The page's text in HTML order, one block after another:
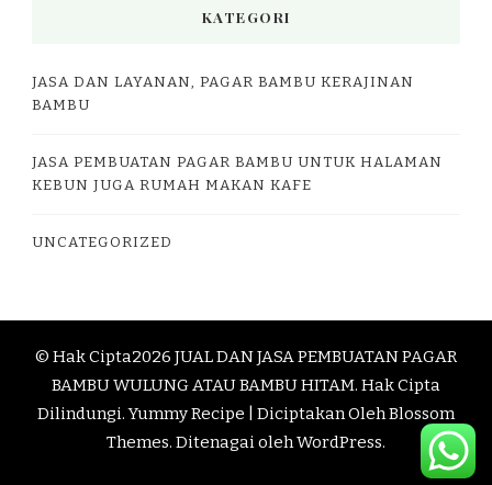
KATEGORI
JASA DAN LAYANAN, PAGAR BAMBU KERAJINAN
BAMBU
JASA PEMBUATAN PAGAR BAMBU UNTUK HALAMAN
KEBUN JUGA RUMAH MAKAN KAFE
UNCATEGORIZED
© Hak Cipta2026 JUAL DAN JASA PEMBUATAN PAGAR
BAMBU WULUNG ATAU BAMBU HITAM. Hak Cipta
Dilindungi.Yummy Recipe | Diciptakan OlehBlossom
Themes. Ditenagai olehWordPress.